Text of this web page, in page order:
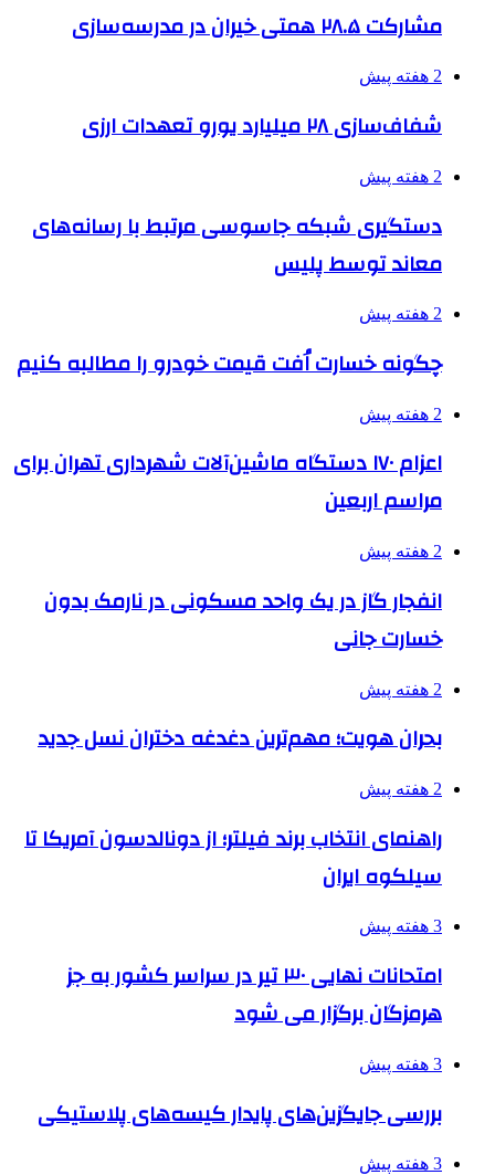
مشارکت ۲۸.۵ همتی خیران در مدرسه‌سازی
2 هفته پیش
شفاف‌سازی ۲۸ میلیارد یورو تعهدات ارزی
2 هفته پیش
دستگیری شبکه جاسوسی مرتبط با رسانه‌های
معاند توسط پلیس
2 هفته پیش
چگونه خسارت اُفت قیمت خودرو را مطالبه کنیم
2 هفته پیش
اعزام ۱۷۰ دستگاه ماشین‌آلات شهرداری تهران برای
مراسم اربعین
2 هفته پیش
انفجار گاز در یک واحد مسکونی در نارمک بدون
خسارت جانی
2 هفته پیش
بحران هویت؛ مهم‌ترین دغدغه دختران نسل جدید
2 هفته پیش
راهنمای انتخاب برند فیلتر؛ از دونالدسون آمریکا تا
سیلکوه ایران
3 هفته پیش
امتحانات نهایی ۳۰ تیر در سراسر کشور به جز
هرمزگان برگزار می شود
3 هفته پیش
بررسی جایگزین‌های پایدار کیسه‌های پلاستیکی
3 هفته پیش